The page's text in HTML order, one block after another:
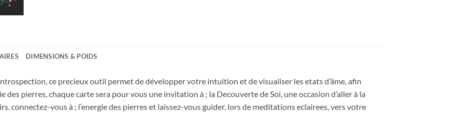
DIMENSIONS & POIDS
ce precieux outil permet de développer votre intuition et de visualiser les etats d’âme, afin
des pierres, chaque carte sera pour vous une invitation à ; la Decouverte de Soi, une occasion d’aller à la
connectez-vous à ; l’energie des pierres et laissez-vous guider, lors de meditations eclairees, vers votre